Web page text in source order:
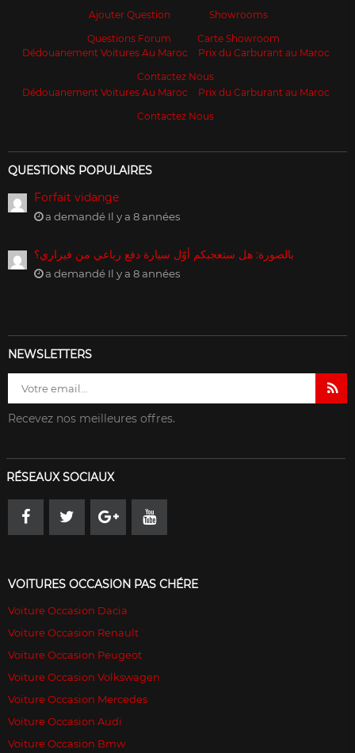
Ajouter Question
Questions Forum
Showrooms
Carte Showroom
Dédouanement Voitures Au Maroc
Prix du Carburant au Maroc
Contactez Nous
Dédouanement Voitures Au Maroc
Prix du Carburant au Maroc
Contactez Nous
QUESTIONS POPULAIRES
Forfait vidange
a demandé Il y a 8 années
بالصورة: هل ستعجبكم أوّل سيارة دفع رباعي من فيراري؟
a demandé Il y a 8 années
NEWSLETTERS
Recevez nos meilleures offres.
RÉSEAUX SOCIAUX
VOITURES OCCASION PAS CHÉRE
Voiture Occasion Dacia
Voiture Occasion Renault
Voiture Occasion Peugeot
Voiture Occasion Volkswagen
Voiture Occasion Mercedes
Voiture Occasion Audi
Voiture Occasion Bmw